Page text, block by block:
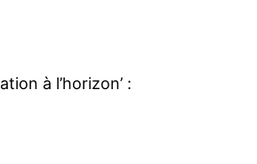
à l’horizon’ :